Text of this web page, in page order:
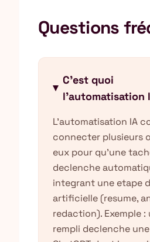
Questions
C'est quoi
l'automatisation
L'automatisation IA
connecter plusieurs
eux pour qu'une
declenche
integrant une etape
artificielle (resume,
redaction). Exemple
rempli declenche